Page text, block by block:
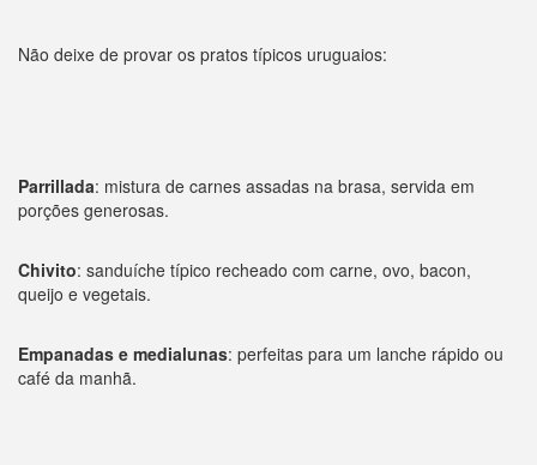
Não deixe de provar os pratos típicos uruguaios:
Parrillada: mistura de carnes assadas na brasa, servida em
porções generosas.
Chivito: sanduíche típico recheado com carne, ovo, bacon,
queijo e vegetais.
Empanadas e medialunas: perfeitas para um lanche rápido ou
café da manhã.